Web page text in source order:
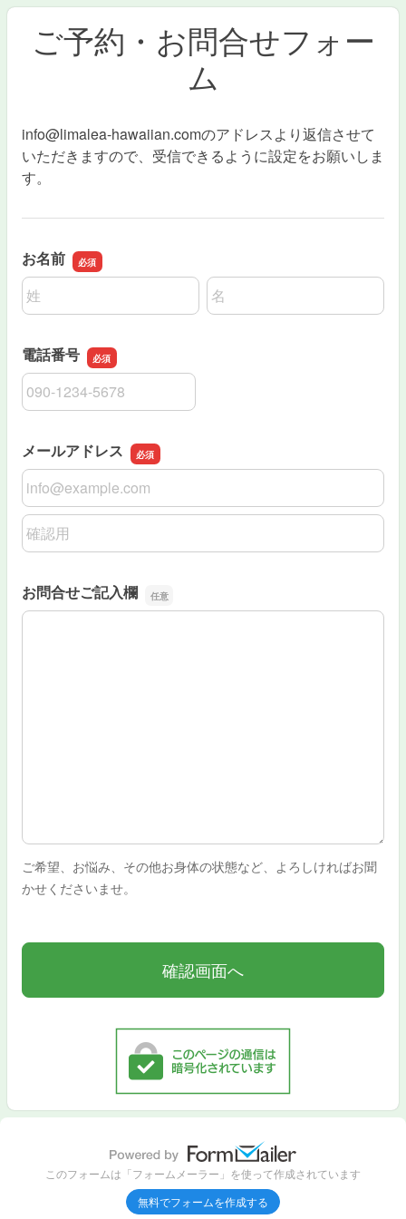
ご予約・お問合せフォー
ム
info@limalea-hawaiian.comのアドレスより返信させて
いただきますので、受信できるように設定をお願いしま
す。
お名前
名前の姓
名前の名
電話番号
電話番号
メールアドレス
メールアドレス
メールアドレスの確認用
お問合せご記入欄
お問合せご記入欄
ご希望、お悩み、その他お身体の状態など、よろしければお聞
かせくださいませ。
このフォームは「フォームメーラー」を使って作成されています
無料でフォームを作成する